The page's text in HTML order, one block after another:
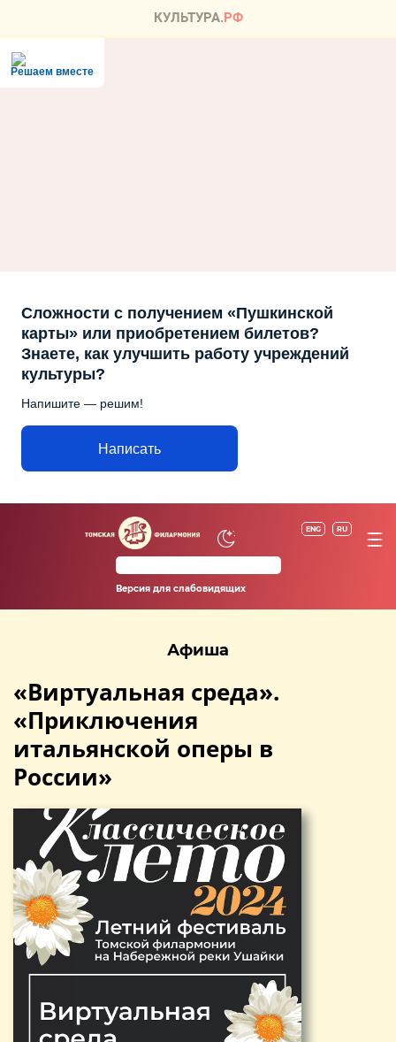
Решаем вместе
Сложности с получением «Пушкинской
карты» или приобретением билетов?
Знаете, как улучшить работу учреждений
культуры?
Напишите — решим!
Написать
ENG RU
Версия для слабовидящих
Афиша
«Виртуальная среда».
«Приключения
итальянской оперы в
России»